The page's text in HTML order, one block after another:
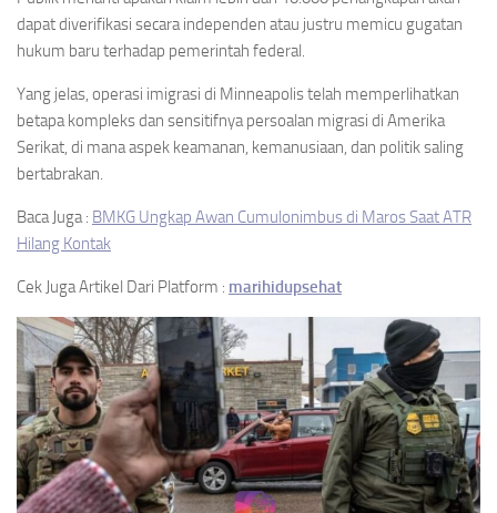
dapat diverifikasi secara independen atau justru memicu gugatan
hukum baru terhadap pemerintah federal.
Yang jelas, operasi imigrasi di Minneapolis telah memperlihatkan
betapa kompleks dan sensitifnya persoalan migrasi di Amerika
Serikat, di mana aspek keamanan, kemanusiaan, dan politik saling
bertabrakan.
Baca Juga : BMKG Ungkap Awan Cumulonimbus di Maros Saat ATR
Hilang Kontak
Cek Juga Artikel Dari Platform : marihidupsehat